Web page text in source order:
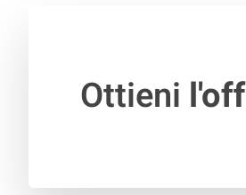
Ottieni